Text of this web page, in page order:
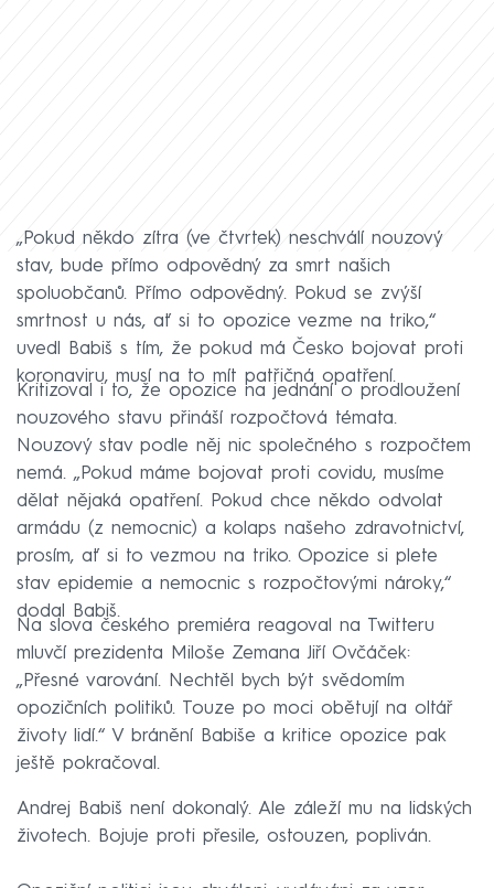
„Pokud někdo zítra (ve čtvrtek) neschválí nouzový
stav, bude přímo odpovědný za smrt našich
spoluobčanů. Přímo odpovědný. Pokud se zvýší
smrtnost u nás, ať si to opozice vezme na triko,“
uvedl Babiš s tím, že pokud má Česko bojovat proti
koronaviru, musí na to mít patřičná opatření.
Kritizoval i to, že opozice na jednání o prodloužení
nouzového stavu přináší rozpočtová témata.
Nouzový stav podle něj nic společného s rozpočtem
nemá. „Pokud máme bojovat proti covidu, musíme
dělat nějaká opatření. Pokud chce někdo odvolat
armádu (z nemocnic) a kolaps našeho zdravotnictví,
prosím, ať si to vezmou na triko. Opozice si plete
stav epidemie a nemocnic s rozpočtovými nároky,“
dodal Babiš.
Na slova českého premiéra reagoval na Twitteru
mluvčí prezidenta Miloše Zemana Jiří Ovčáček:
„Přesné varování. Nechtěl bych být svědomím
opozičních politiků. Touze po moci obětují na oltář
životy lidí.“ V bránění Babiše a kritice opozice pak
ještě pokračoval.
Andrej Babiš není dokonalý. Ale záleží mu na lidských
životech. Bojuje proti přesile, ostouzen, popliván.